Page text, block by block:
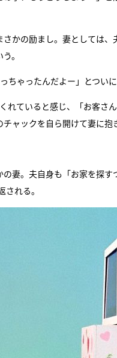
かの励まし。妻としては、
。
ちゃったんだよー」とついに
ていると感じ、「お客さ
ャックを自ら開けて妻に抱
妻。夫自身も「お家を探
れる。